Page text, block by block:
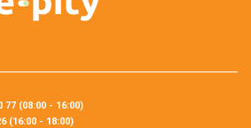
77 (08:00 - 16:00)
(16:00 - 18:00)